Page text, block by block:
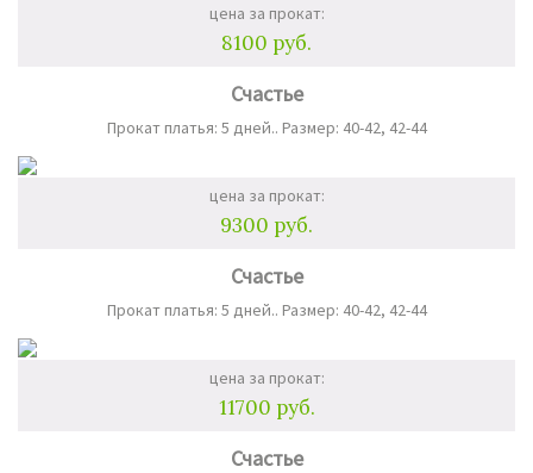
цена за прокат:
8100 руб.
Счастье
Прокат платья: 5 дней.. Размер: 40-42, 42-44
цена за прокат:
9300 руб.
Счастье
Прокат платья: 5 дней.. Размер: 40-42, 42-44
цена за прокат:
11700 руб.
Счастье